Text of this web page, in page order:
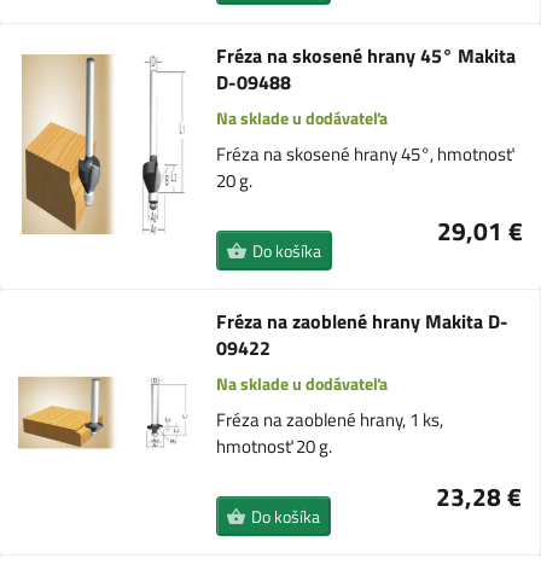
Fréza na skosené hrany 45° Makita
D-09488
Na sklade u dodávateľa
Fréza na skosené hrany 45°, hmotnosť
20 g.
29,01 €
Do košíka
Fréza na zaoblené hrany Makita D-
09422
Na sklade u dodávateľa
Fréza na zaoblené hrany, 1 ks,
hmotnosť 20 g.
23,28 €
Do košíka